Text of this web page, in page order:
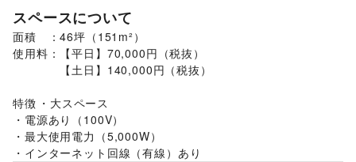
スペースについて
面積　：46坪（151m²）
使用料：【平日】70,000円（税抜）
【土日】140,000円（税抜）
特徴	・大スペース
・電源あり（100V）
・最大使用電力（5,000W）
・インターネット回線（有線）あり